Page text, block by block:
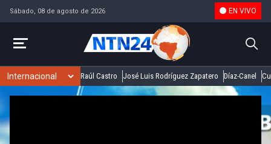
Sábado, 08 de agosto de 2026 EN VIVO
Raúl Castro José Luis Rodríguez Zapatero Díaz-Canel